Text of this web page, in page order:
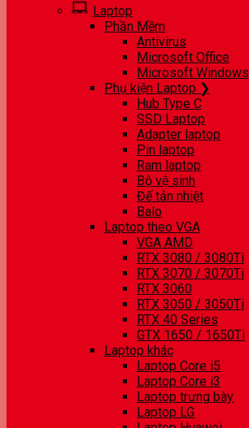
Laptop
Phần Mềm
Antivirus
Microsoft Office
Microsoft Windows
Phụ kiện Laptop ❯
Hub Type C
SSD Laptop
Adapter laptop
Pin laptop
Ram laptop
Bộ vệ sinh
Đế tản nhiệt
Balo
Laptop theo VGA
VGA AMD
RTX 3080 / 3080Ti
RTX 3070 / 3070Ti
RTX 3060
RTX 3050 / 3050Ti
RTX 40 Series
GTX 1650 / 1650Ti
Laptop khác
Laptop Core i5
Laptop Core i3
Laptop trưng bày
Laptop LG